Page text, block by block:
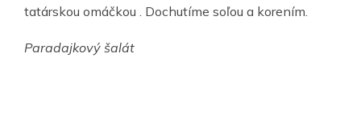
tatárskou omáčkou . Dochutíme soľou a korením.
Paradajkový šalát